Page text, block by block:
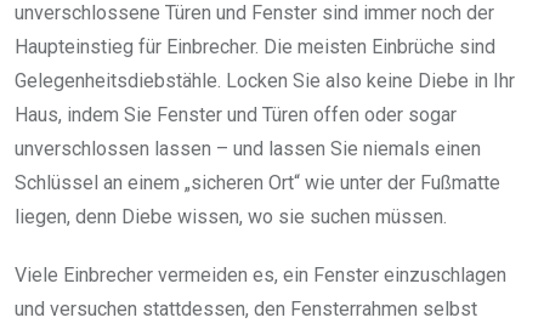
unverschlossene Türen und Fenster sind immer noch der
Haupteinstieg für Einbrecher. Die meisten Einbrüche sind
Gelegenheitsdiebstähle. Locken Sie also keine Diebe in Ihr
Haus, indem Sie Fenster und Türen offen oder sogar
unverschlossen lassen – und lassen Sie niemals einen
Schlüssel an einem „sicheren Ort“ wie unter der Fußmatte
liegen, denn Diebe wissen, wo sie suchen müssen.
Viele Einbrecher vermeiden es, ein Fenster einzuschlagen
und versuchen stattdessen, den Fensterrahmen selbst